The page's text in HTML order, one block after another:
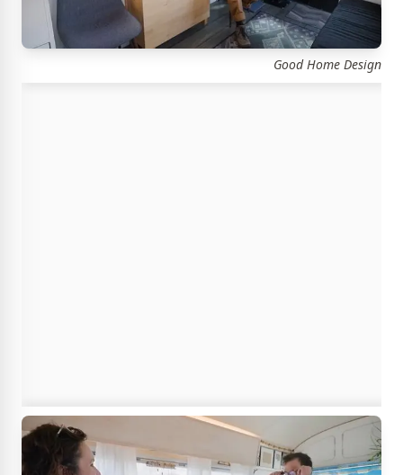
Good Home Design